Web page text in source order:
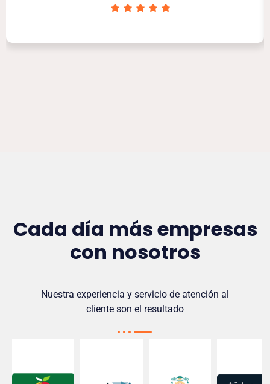
Cada día más empresas
con nosotros
Nuestra experiencia y servicio de atención al
cliente son el resultado